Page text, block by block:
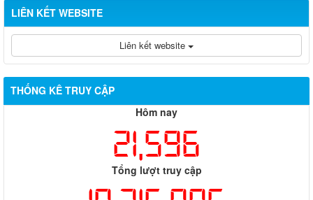
LIÊN KẾT WEBSITE
Liên kết website
THỐNG KÊ TRUY CẬP
Hôm nay
21,596
Tổng lượt truy cập